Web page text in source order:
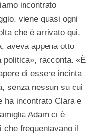
incontrato
viene quasi ogni
che è arrivato qui,
aveva appena otto
politica», racconta. «È
di essere incinta
senza nessun su cui
ha incontrato Clara e
Adam ci è
frequentavano il